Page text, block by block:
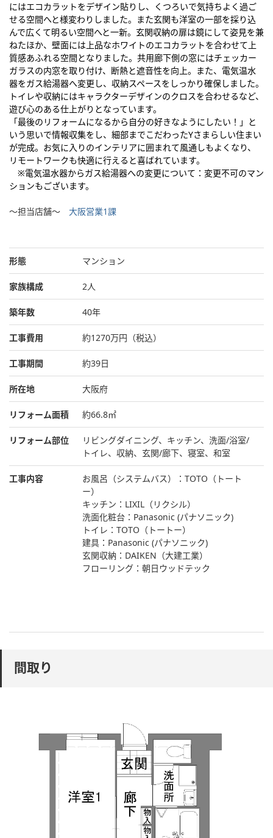
にはエコカラットをデザイン貼りし、くつろいで気持ちよく過ご
せる空間へと様変わりしました。また玄関も洋室の一部を採り込
んで広くて明るい空間へと一新。玄関収納の扉は鏡にして姿見を兼
ねたほか、壁面には上品なホワイトのエコカラットを合わせて上
質感あふれる空間となりました。共用廊下側の窓にはチェッカー
ガラスの内窓を取り付け、断熱と遮音性を向上。また、電気温水
器をガス給湯器へ変更し、収納スペースをしっかり確保しました。
トイレや収納にはキャラクターデザインのクロスを合わせるなど、
遊び心のある仕上がりとなっています。
「最後のリフォームになるから自分の好きなようにしたい！」と
いう思いで情報収集をし、細部までこだわったYさまらしい住まい
が完成。お気に入りのインテリアに囲まれて風通しもよくなり、
リモートワークも快適に行えると喜ばれています。
※電気温水器からガス給湯器への変更について：変更不可のマン
ションもございます。
～担当店舗～ 大阪営業1課
形態 マンション
家族構成 2人
築年数 40年
工事費用 約1270万円（税込）
工事期間 約39日
所在地 大阪府
リフォーム面積 約66.8㎡
リフォーム部位
リビングダイニング、キッチン、洗面/浴室/
トイレ、収納、玄関/廊下、寝室、和室
工事内容
お風呂（システムバス）：TOTO（トート
ー）
キッチン：LIXIL（リクシル）
洗面化粧台：Panasonic (パナソニック)
トイレ：TOTO（トートー）
建具：Panasonic (パナソニック)
玄関収納：DAIKEN（大建工業）
フローリング：朝日ウッドテック
間取り